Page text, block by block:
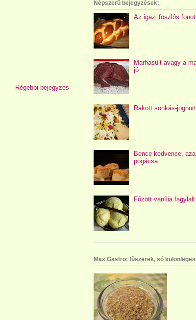
Régebbi bejegyzés
Népszerű bejegyzések:
Az igazi foszlós
Marhasült avagy a
jó
Rakott sonkás-
Bence kedvence,
pogácsa
Főzött vanília
Max Gastro: fűszerek, só